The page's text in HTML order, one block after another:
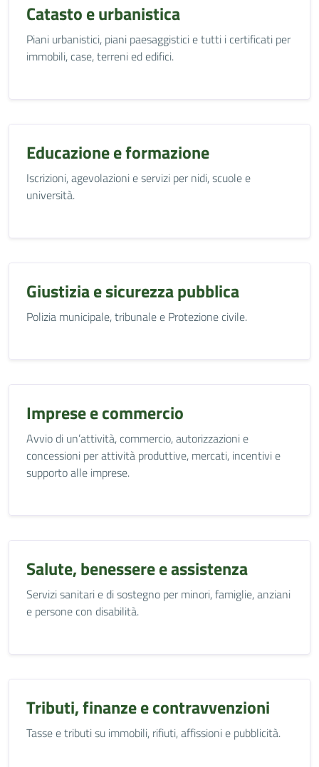
Catasto e urbanistica
Piani urbanistici, piani paesaggistici e tutti i certificati per
immobili, case, terreni ed edifici.
Educazione e formazione
Iscrizioni, agevolazioni e servizi per nidi, scuole e
università.
Giustizia e sicurezza pubblica
Polizia municipale, tribunale e Protezione civile.
Imprese e commercio
Avvio di un’attività, commercio, autorizzazioni e
concessioni per attività produttive, mercati, incentivi e
supporto alle imprese.
Salute, benessere e assistenza
Servizi sanitari e di sostegno per minori, famiglie, anziani
e persone con disabilità.
Tributi, finanze e contravvenzioni
Tasse e tributi su immobili, rifiuti, affissioni e pubblicità.